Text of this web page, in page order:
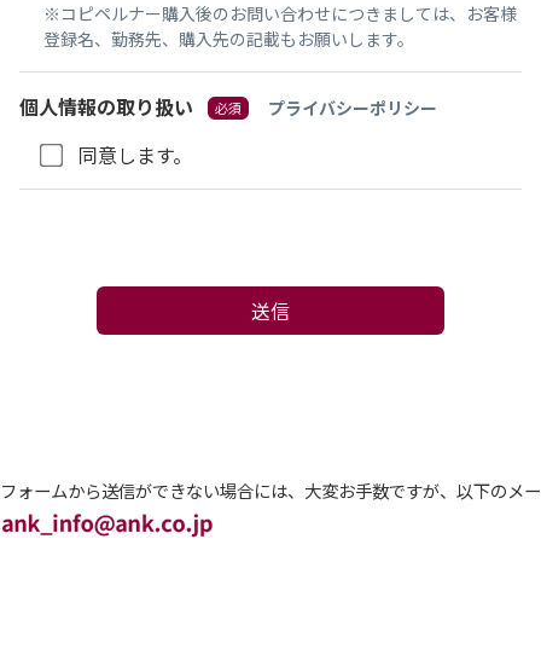
※コピペルナー購入後のお問い合わせにつきましては、お客様
登録名、勤務先、購入先の記載もお願いします。
個人情報の取り扱い プライバシーポリシー
同意します。
送信
フォームから送信ができない場合には、大変お手数ですが、以下のメ